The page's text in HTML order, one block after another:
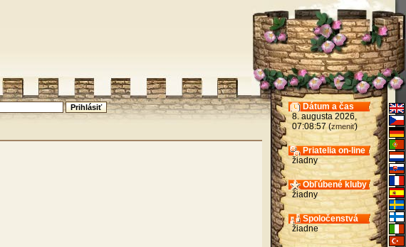
Dátum a čas
8. augusta 2026,
07:08:57 (zmeniť)
Priatelia on-line
žiadny
Obľúbené kluby
žiadny
Spoločenstvá
žiadne